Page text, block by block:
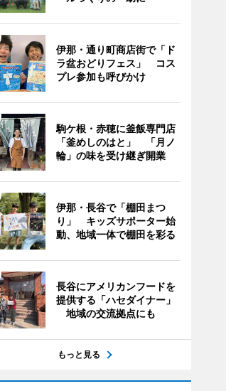
伊那・通り町商店街で「ド
ラ盆おどりフェス」 コス
プレ参加も呼びかけ
駒ケ根・赤穂に釜飯専門店
「釜めしのはと」 「月ノ
輪」の味を受け継ぎ開業
伊那・長谷で「棚田まつ
り」 キッズサポーター始
動、地域一体で棚田を彩る
長谷にアメリカンフードを
提供する「ハセダイナー」
地域の交流拠点にも
もっと見る